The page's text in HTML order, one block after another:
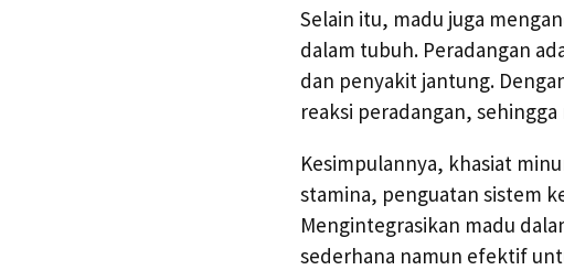
Selain itu, madu juga
dalam tubuh. Peradangan
dan penyakit jantung.
reaksi peradangan,
Kesimpulannya, khasiat
stamina, penguatan sistem
Mengintegrasikan madu
sederhana namun efektif